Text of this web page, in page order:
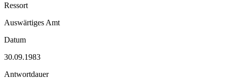
Ressort
Auswärtiges Amt
Datum
30.09.1983
Antwortdauer